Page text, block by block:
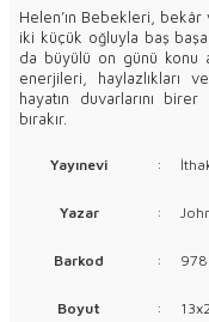
Helen’ın Bebekleri, bekâr
iki küçük oğluyla baş
da büyülü on günü konu
enerjileri, haylazlıkları
hayatın duvarlarını
bırakır.
Yayınevi :
Yazar :
Barkod :
Boyut :